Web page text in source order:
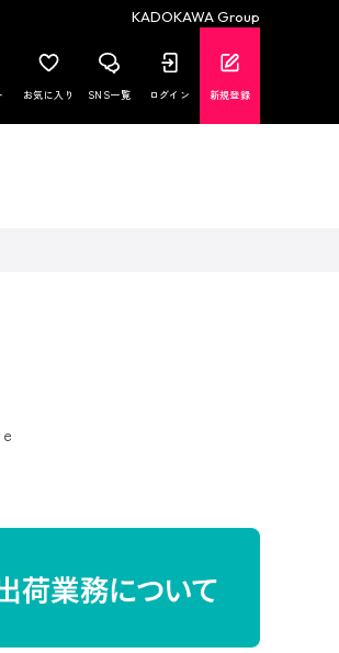
KADOKAWA Group
お気に入り SNS一覧 ログイン 新規登録